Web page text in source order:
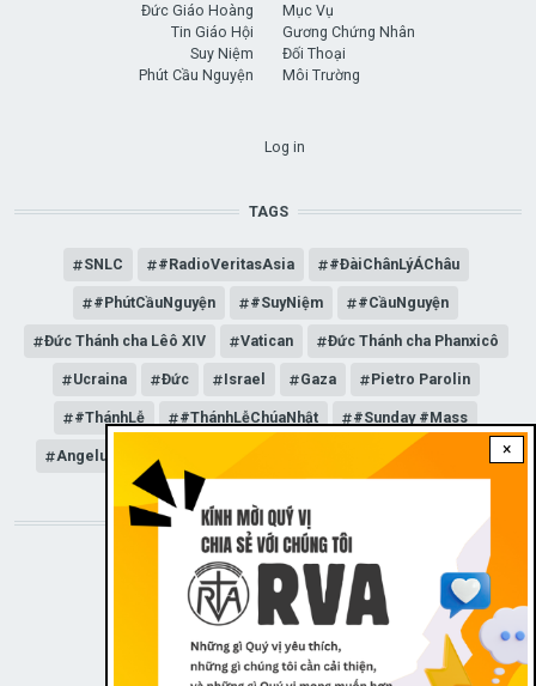
×
Đức Giáo Hoàng
Tin Giáo Hội
Suy Niệm
Phút Cầu Nguyện
Mục Vụ
Gương Chứng Nhân
Đối Thoại
Môi Trường
Log in
TAGS
SNLC #RadioVeritasAsia #ĐàiChânLýÁChâu
#PhútCầuNguyện #SuyNiệm #CầuNguyện
Đức Thánh cha Lêô XIV Vatican Đức Thánh cha Phanxicô
Ucraina Đức Israel Gaza Pietro Parolin
#ThánhLễ #ThánhLễChúaNhật #Sunday #Mass
Angelus Đức Giáo hoàng Lêô XIV General Audience
STAY CONNECTED WITH US!